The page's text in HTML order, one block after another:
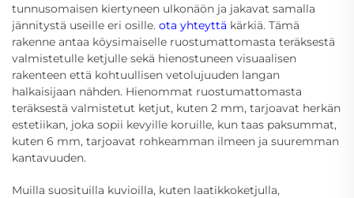
tunnusomaisen kiertyneen ulkonäön ja jakavat samalla
jännitystä useille eri osille. ota yhteyttä kärkiä. Tämä
rakenne antaa köysimaiselle ruostumattomasta teräksestä
valmistetulle ketjulle sekä hienostuneen visuaalisen
rakenteen että kohtuullisen vetolujuuden langan
halkaisijaan nähden. Hienommat ruostumattomasta
teräksestä valmistetut ketjut, kuten 2 mm, tarjoavat herkän
estetiikan, joka sopii kevyille koruille, kun taas paksummat,
kuten 6 mm, tarjoavat rohkeamman ilmeen ja suuremman
kantavuuden.
Muilla suosituilla kuvioilla, kuten laatikkoketjulla,